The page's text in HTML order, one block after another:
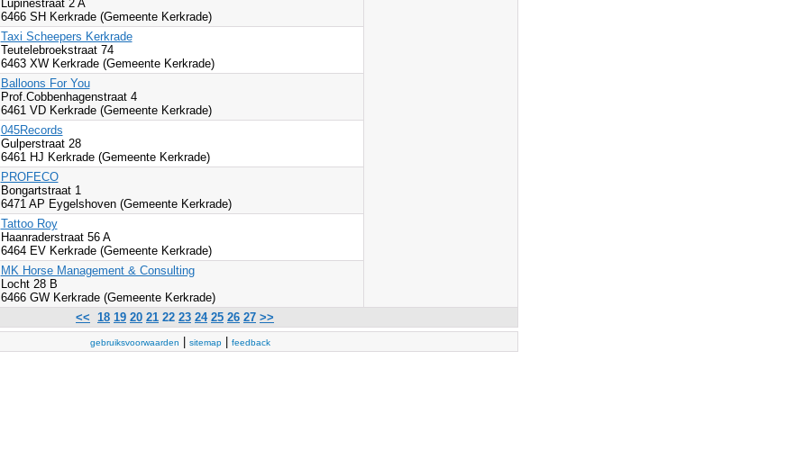
Lupinestraat 2 A
6466 SH Kerkrade (Gemeente Kerkrade)
Taxi Scheepers Kerkrade
Teutelebroekstraat 74
6463 XW Kerkrade (Gemeente Kerkrade)
Balloons For You
Prof.Cobbenhagenstraat 4
6461 VD Kerkrade (Gemeente Kerkrade)
045Records
Gulperstraat 28
6461 HJ Kerkrade (Gemeente Kerkrade)
PROFECO
Bongartstraat 1
6471 AP Eygelshoven (Gemeente Kerkrade)
Tattoo Roy
Haanraderstraat 56 A
6464 EV Kerkrade (Gemeente Kerkrade)
MK Horse Management & Consulting
Locht 28 B
6466 GW Kerkrade (Gemeente Kerkrade)
<< 18 19 20 21 22 23 24 25 26 27 >>
gebruiksvoorwaarden sitemap feedback